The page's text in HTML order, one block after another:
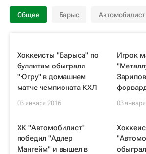
Общее Барыс Автомобилист
Хоккеисты "Барыса" по
буллитам обыграли
"Югру" в домашнем
матче чемпионата КХЛ
03 января 2016
Игрок
03
ХК "Автомобилист"
победил "Адлер
Мангейм" и вышел в